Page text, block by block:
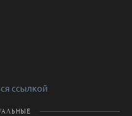
ссылкой